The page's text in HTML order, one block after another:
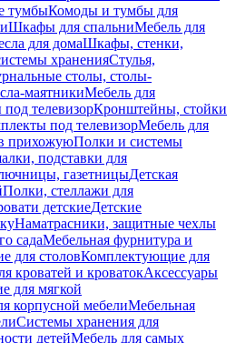
тумбыКомоды и тумбы для
Шкафы для спальниМебель для
для домаШкафы, стенки,
храненияСтулья,
столы, столы-
маятникиМебель для
телевизорКронштейны, стойки
под телевизорМебель для
прихожуюПолки и системы
подставки для
газетницыДетская
Полки, стеллажи для
детскиеДетские
Наматрасники, защитные чехлы
садаМебельная фурнитура и
для столовКомплектующие для
кроватей и кроватокАксессуары
для мягкой
корпусной мебелиМебельная
Системы хранения для
детейМебель для самых